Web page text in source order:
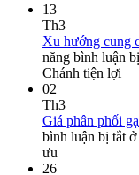
13
Th3
Xu hướng cung
năng bình luận
Chánh tiện lợi
02
Th3
Giá phân phối
bình luận bị tắt ở
ưu
26